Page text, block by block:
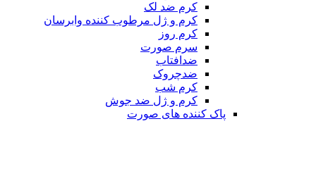
کرم ضد لک
کرم و ژل مرطوب کننده وابرسان
کرم روز
سرم صورت
ضدافتاب
ضدچروک
کرم شب
کرم و ژل ضد جوش
پاک کننده های صورت